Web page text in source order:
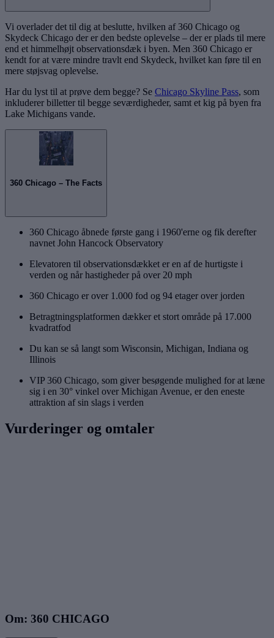
Vi overlader det til dig at beslutte, hvilken af 360 Chicago og
Skydeck Chicago der er den bedste oplevelse – der er plads til mere
end et himmelhøjt observationsdæk i byen. Men 360 Chicago er
kendt for at være mindre travlt end Skydeck, hvilket kan føre til en
mere støjsvag oplevelse.
Har du lyst til at prøve dem begge? Se Chicago Skyline Pass, som
inkluderer billetter til begge seværdigheder, samt et kig på byen fra
Lake Michigans vande.
360 Chicago – The Facts
360 Chicago åbnede første gang i 1960'erne og fik derefter
navnet John Hancock Observatory
Elevatoren til observationsdækket er en af de hurtigste i
verden og når hastigheder på over 20 mph
360 Chicago er over 1.000 fod og 94 etager over jorden
Betragtningsplatformen dækker et stort område på 17.000
kvadratfod
Du kan se så langt som Wisconsin, Michigan, Indiana og
Illinois
VIP 360 Chicago, som giver besøgende mulighed for at læne
sig i en 30° vinkel over Michigan Avenue, er den eneste
attraktion af sin slags i verden
Vurderinger og omtaler
Om: 360 CHICAGO